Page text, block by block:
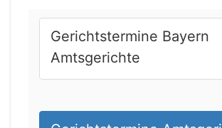
Gerichtstermine Bayern
Amtsgerichte